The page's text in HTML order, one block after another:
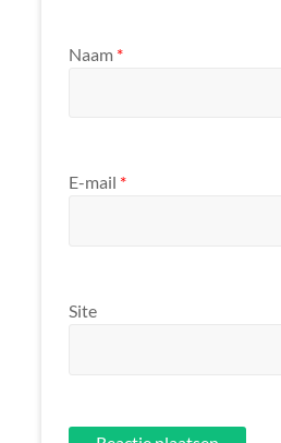
Naam *
E-mail *
Site